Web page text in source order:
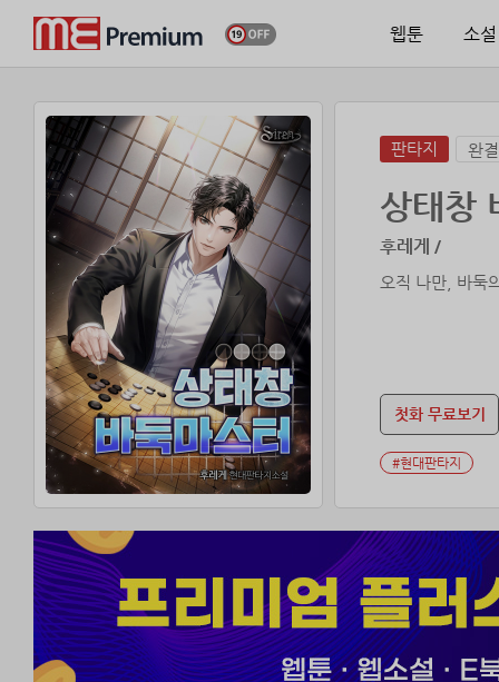
웹툰 소설
판타지 완결
상태창
후레게 /
오직 나만, 바둑
첫화 무료보기
#현대판타지